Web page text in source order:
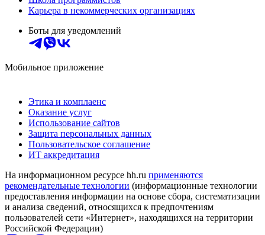
Карьера в некоммерческих организациях
Боты для уведомлений
Мобильное приложение
Этика и комплаенс
Оказание услуг
Использование сайтов
Защита персональных данных
Пользовательское соглашение
ИТ аккредитация
На информационном ресурсе hh.ru применяются
рекомендательные технологии (информационные технологии
предоставления информации на основе сбора, систематизации
и анализа сведений, относящихся к предпочтениям
пользователей сети «Интернет», находящихся на территории
Российской Федерации)